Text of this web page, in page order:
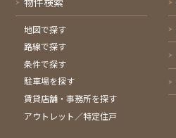
地図で探す
路線で探す
条件で探す
駐車場を探す
賃貸店舗・事務所を探す
アウトレット／特定住戸